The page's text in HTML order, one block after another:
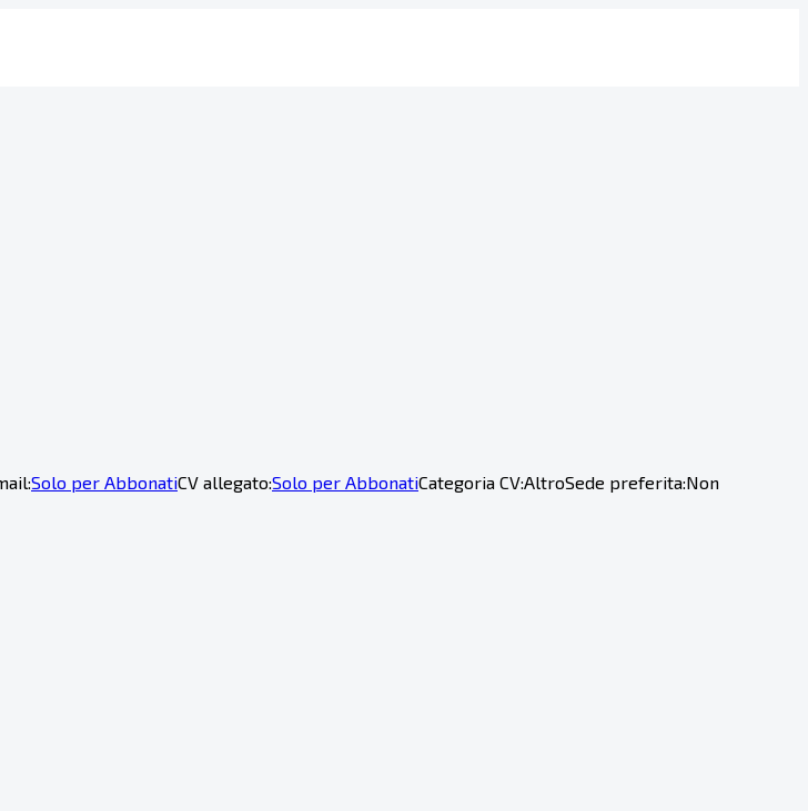
Solo per AbbonatiCV allegato:Solo per AbbonatiCategoria CV:AltroSede preferita:Non